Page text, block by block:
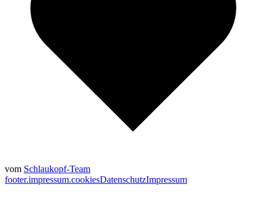
vom Schlaukopf-Team
footer.impressum.cookiesDatenschutzImpressum